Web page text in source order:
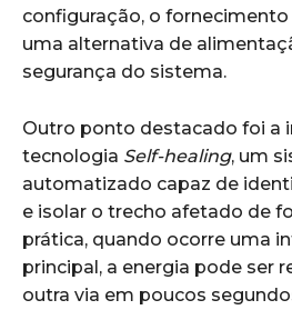
configuração, o
uma alternativa de
segurança do sistema.
Outro ponto destacado foi a
tecnologia Self-healing, um
automatizado capaz de
e isolar o trecho afetado de
prática, quando ocorre uma
principal, a energia pode ser
outra via em poucos